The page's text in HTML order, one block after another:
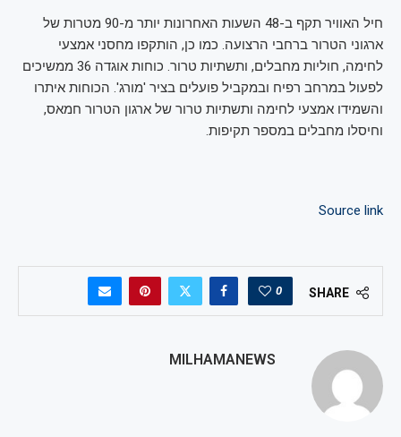
חיל האוויר תקף ב-48 השעות האחרונות יותר מ-90 מטרות של
ארגוני הטרור ברחבי הרצועה. כמו כן, הותקפו מחסני אמצעי
לחימה, חוליות מחבלים, ותשתיות טרור. כוחות אוגדה 36 ממשיכים
לפעול במרחב רפיח ובמקביל פועלים בציר 'מורג'. הכוחות איתרו
והשמידו אמצעי לחימה ותשתיות טרור של ארגון הטרור חמאס,
וחיסלו מחבלים במספר תקיפות.
Source link
SHARE
0
MILHAMANEWS